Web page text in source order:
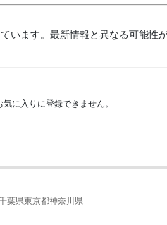
います。最新情報と異なる可能性
に入りに登録できません。
葉県東京都神奈川県